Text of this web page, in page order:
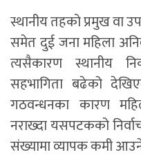
स्थानीय तहको प्रमुख वा
समेत दुई जना महिला
त्यसैकारण स्थानीय
सहभागिता बढेको
गठवन्धनका कारण
नराख्दा यसपटकको
संख्यामा व्यापक कमी